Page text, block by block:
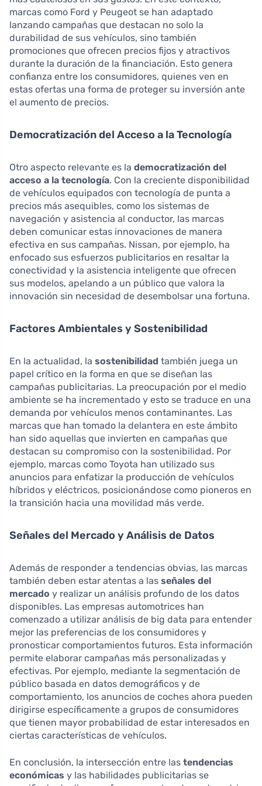
marcas como Ford y Peugeot se han adaptado
lanzando campañas que destacan no solo la
durabilidad de sus vehículos, sino también
promociones que ofrecen precios fijos y atractivos
durante la duración de la financiación. Esto genera
confianza entre los consumidores, quienes ven en
estas ofertas una forma de proteger su inversión ante
el aumento de precios.
Democratización del Acceso a la Tecnología
Otro aspecto relevante es la democratización del
acceso a la tecnología. Con la creciente disponibilidad
de vehículos equipados con tecnología de punta a
precios más asequibles, como los sistemas de
navegación y asistencia al conductor, las marcas
deben comunicar estas innovaciones de manera
efectiva en sus campañas. Nissan, por ejemplo, ha
enfocado sus esfuerzos publicitarios en resaltar la
conectividad y la asistencia inteligente que ofrecen
sus modelos, apelando a un público que valora la
innovación sin necesidad de desembolsar una fortuna.
Factores Ambientales y Sostenibilidad
En la actualidad, la sostenibilidad también juega un
papel crítico en la forma en que se diseñan las
campañas publicitarias. La preocupación por el medio
ambiente se ha incrementado y esto se traduce en una
demanda por vehículos menos contaminantes. Las
marcas que han tomado la delantera en este ámbito
han sido aquellas que invierten en campañas que
destacan su compromiso con la sostenibilidad. Por
ejemplo, marcas como Toyota han utilizado sus
anuncios para enfatizar la producción de vehículos
híbridos y eléctricos, posicionándose como pioneros en
la transición hacia una movilidad más verde.
Señales del Mercado y Análisis de Datos
Además de responder a tendencias obvias, las marcas
también deben estar atentas a las señales del
mercado y realizar un análisis profundo de los datos
disponibles. Las empresas automotrices han
comenzado a utilizar análisis de big data para entender
mejor las preferencias de los consumidores y
pronosticar comportamientos futuros. Esta información
permite elaborar campañas más personalizadas y
efectivas. Por ejemplo, mediante la segmentación de
público basada en datos demográficos y de
comportamiento, los anuncios de coches ahora pueden
dirigirse específicamente a grupos de consumidores
que tienen mayor probabilidad de estar interesados en
ciertas características de vehículos.
En conclusión, la intersección entre las tendencias
económicas y las habilidades publicitarias se